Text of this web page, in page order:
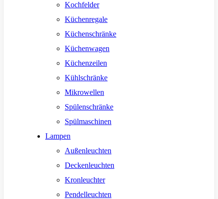
Kochfelder
Küchenregale
Küchenschränke
Küchenwagen
Küchenzeilen
Kühlschränke
Mikrowellen
Spülenschränke
Spülmaschinen
Lampen
Außenleuchten
Deckenleuchten
Kronleuchter
Pendelleuchten